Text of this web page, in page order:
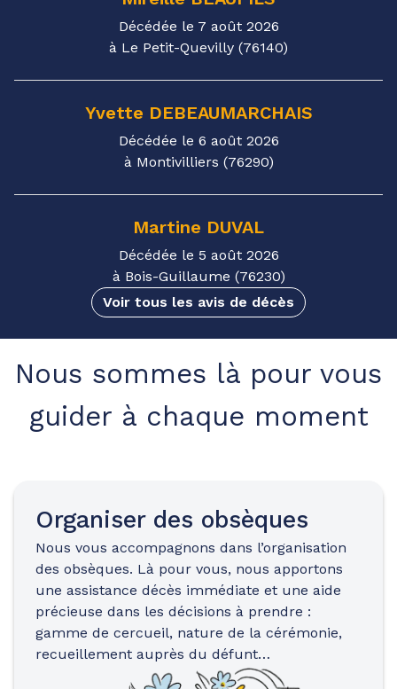
Décédée le 7 août 2026
à Le Petit-Quevilly (76140)
Yvette DEBEAUMARCHAIS
Décédée le 6 août 2026
à Montivilliers (76290)
Martine DUVAL
Décédée le 5 août 2026
à Bois-Guillaume (76230)
Voir tous les avis de décès
Nous sommes là pour vous
guider à chaque moment
Organiser des obsèques
Nous vous accompagnons dans l’organisation
des obsèques. Là pour vous, nous apportons
une assistance décès immédiate et une aide
précieuse dans les décisions à prendre :
gamme de cercueil, nature de la cérémonie,
recueillement auprès du défunt…